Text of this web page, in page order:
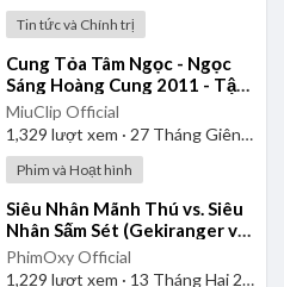
Tin tức và Chính trị
⁣Cung Tỏa Tâm Ngọc - Ngọc
Sáng Hoàng Cung 2011 - Tập
1 | Thuyết Minh
MiuClip Official
1,329 lượt xem · 27 Tháng Giêng 2025
Phim và Hoạt hình
⁣Siêu Nhân Mãnh Thú vs. Siêu
Nhân Sấm Sét (Gekiranger vs.
Boukenger) 2008 | Vietsub
PhimOxy Official
1,229 lượt xem · 13 Tháng Hai 2025